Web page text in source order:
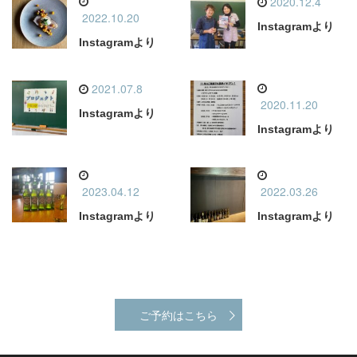
2022.10.20
Instagramより
Instagramより
2021.07.8
Instagramより
2020.11.20
Instagramより
2023.04.12
Instagramより
2022.03.26
Instagramより
ご予約はこちら